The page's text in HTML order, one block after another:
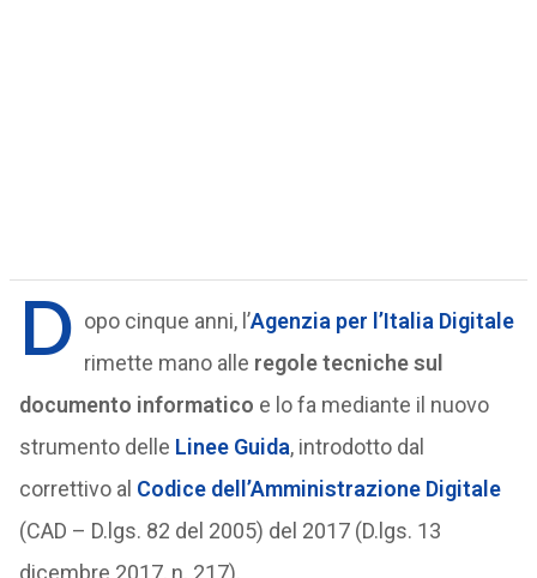
D opo cinque anni, l’Agenzia per l’Italia Digitale
rimette mano alle regole tecniche sul
documento informatico e lo fa mediante il nuovo
strumento delle Linee Guida, introdotto dal
correttivo al Codice dell’Amministrazione Digitale
(CAD – D.lgs. 82 del 2005) del 2017 (D.lgs. 13
dicembre 2017, n. 217).